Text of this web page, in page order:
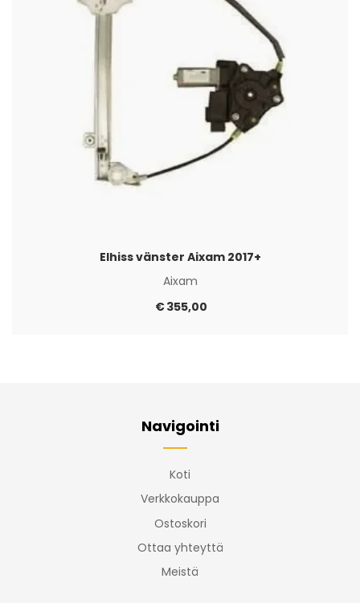
Elhiss vänster Aixam 2017+
Aixam
€355,00
Navigointi
Koti
Verkkokauppa
Ostoskori
Ottaa yhteyttä
Meistä